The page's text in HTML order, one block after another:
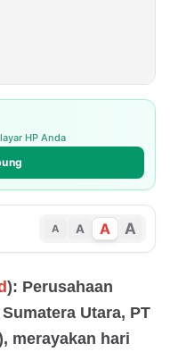
HP Anda
A A A A
): Perusahaan
Utara, PT
merayakan hari